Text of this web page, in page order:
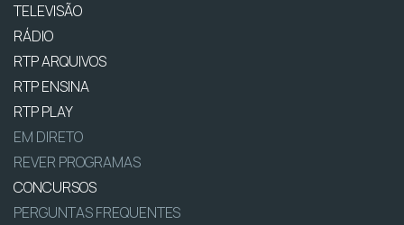
TELEVISÃO
RÁDIO
RTP ARQUIVOS
RTP ENSINA
RTP PLAY
EM DIRETO
REVER PROGRAMAS
CONCURSOS
PERGUNTAS FREQUENTES